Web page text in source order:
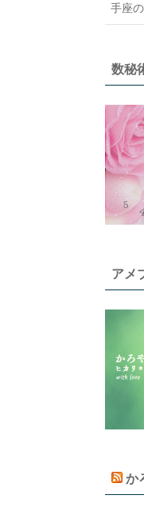
手座
数秘
アメ
か